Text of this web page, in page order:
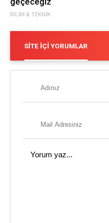
BILIM & TEKNIK
SITE İÇI YORUMLAR